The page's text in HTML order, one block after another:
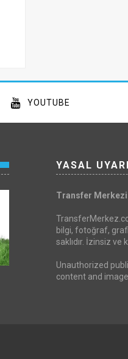
YOUTUBE
YASAL UYARI
Transfer Merkezi
bilgi, fotoğraf,
saklıdır. İzinsiz
Unauthorized
content and